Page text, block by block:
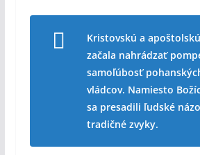
Kristovskú a
začala nahrádzať
samoľúbosť
vládcov. Namiesto
sa presadili ľudské
tradičné zvyky.